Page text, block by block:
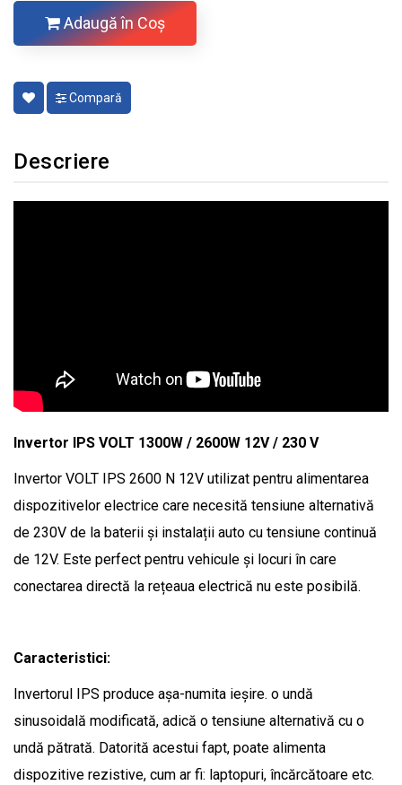
Adaugă în Coş
Compară
Descriere
Invertor IPS VOLT 1300W / 2600W 12V / 230 V
Invertor VOLT IPS 2600 N 12V utilizat pentru alimentarea
dispozitivelor electrice care necesită tensiune alternativă
de 230V de la baterii și instalații auto cu tensiune continuă
de 12V. Este perfect pentru vehicule și locuri în care
conectarea directă la rețeaua electrică nu este posibilă.
Caracteristici:
Invertorul IPS produce așa-numita ieșire. o undă
sinusoidală modificată, adică o tensiune alternativă cu o
undă pătrată. Datorită acestui fapt, poate alimenta
dispozitive rezistive, cum ar fi: laptopuri, încărcătoare etc.